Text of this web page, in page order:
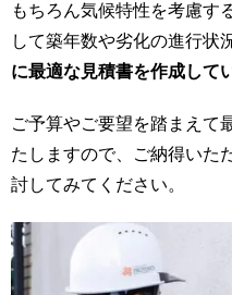
もちろん気候特性を考慮す
して築年数や劣化の進行状
に最適な見積書を作成して
ご予算やご要望を踏まえて
たしますので、ご納得いた
討してみてください。